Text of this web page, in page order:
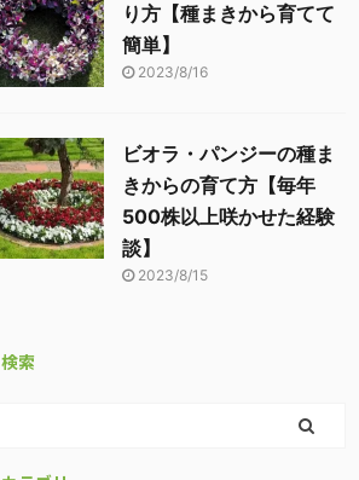
り方【種まきから育てて
簡単】
2023/8/16
ビオラ・パンジーの種ま
きからの育て方【毎年
500株以上咲かせた経験
談】
2023/8/15
検索